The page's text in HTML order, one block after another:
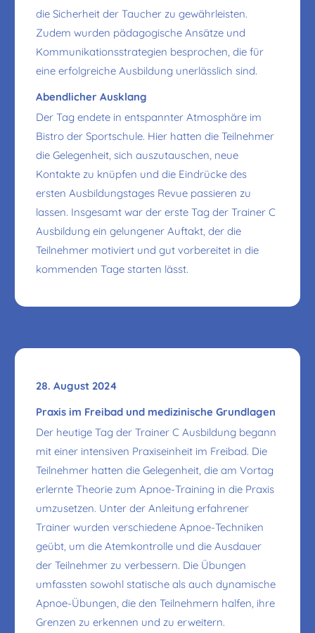
die Sicherheit der Taucher zu gewährleisten.
Zudem wurden pädagogische Ansätze und
Kommunikationsstrategien besprochen, die für
eine erfolgreiche Ausbildung unerlässlich sind.
Abendlicher Ausklang
Der Tag endete in entspannter Atmosphäre im
Bistro der Sportschule. Hier hatten die Teilnehmer
die Gelegenheit, sich auszutauschen, neue
Kontakte zu knüpfen und die Eindrücke des
ersten Ausbildungstages Revue passieren zu
lassen. Insgesamt war der erste Tag der Trainer C
Ausbildung ein gelungener Auftakt, der die
Teilnehmer motiviert und gut vorbereitet in die
kommenden Tage starten lässt.
28. August 2024
Praxis im Freibad und medizinische Grundlagen
Der heutige Tag der Trainer C Ausbildung begann
mit einer intensiven Praxiseinheit im Freibad. Die
Teilnehmer hatten die Gelegenheit, die am Vortag
erlernte Theorie zum Apnoe-Training in die Praxis
umzusetzen. Unter der Anleitung erfahrener
Trainer wurden verschiedene Apnoe-Techniken
geübt, um die Atemkontrolle und die Ausdauer
der Teilnehmer zu verbessern. Die Übungen
umfassten sowohl statische als auch dynamische
Apnoe-Übungen, die den Teilnehmern halfen, ihre
Grenzen zu erkennen und zu erweitern.